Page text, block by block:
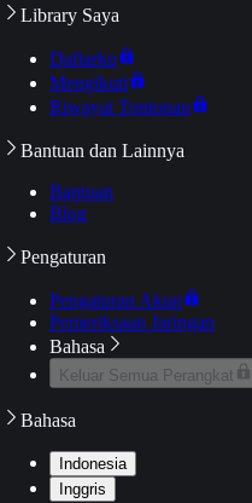
Library Saya
Daftarku
Mengikuti
Riwayat Tontonan
Bantuan dan Lainnya
Bantuan
Blog
Pengaturan
Pengaturan Akun
Pemeriksaan Jaringan
Bahasa
Keluar Semua Perangkat
Bahasa
Indonesia
Inggris